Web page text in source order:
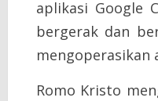
aplikasi Google
bergerak dan
mengoperasikan
Romo Kristo